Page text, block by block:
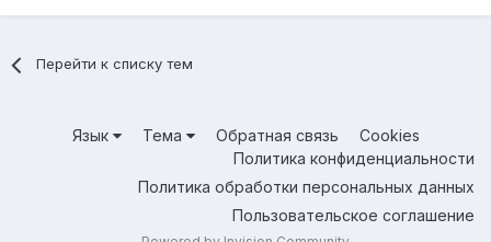
Перейти к списку тем
Язык Тема Обратная связь
Cookies
Политика конфиденциальности
Политика обработки персональных данных
Пользовательское соглашение